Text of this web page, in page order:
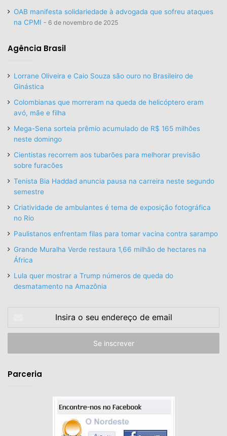
OAB manifesta solidariedade à advogada que sofreu ataques
na CPMI
6 de novembro de 2025
Agência Brasil
Lorrane Oliveira e Caio Souza são ouro no Brasileiro de
Ginástica
Colombianas que morreram na queda de helicóptero eram
avó, mãe e filha
Mega-Sena sorteia prêmio acumulado de R$ 165 milhões
neste domingo
Cientistas recorrem aos tubarões para melhorar previsão
sobre furacões
Tenista Bia Haddad anuncia pausa na carreira neste segundo
semestre
Criatividade de ambulantes é tema de exposição fotográfica
no Rio
Paulistanos enfrentam filas para tomar vacina contra sarampo
Grande Muralha Verde restaura 1,66 milhão de hectares na
África
Lula quer mostrar a Trump números de queda do
desmatamento na Amazônia
seu
de
Parceria